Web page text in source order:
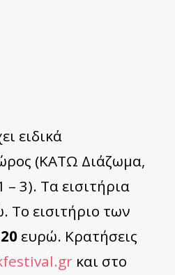
ειδικά
(ΚΑΤΩ Διάζωμα,
– 3). Τα εισιτήρια
Το εισιτήριο των
20 ευρώ. Κρατήσεις
και στο